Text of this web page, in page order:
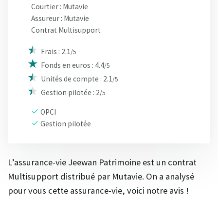
Courtier : Mutavie
Assureur : Mutavie
Contrat Multisupport
Frais : 2.1/5
Fonds en euros : 4.4/5
Unités de compte : 2.1/5
Gestion pilotée : 2/5
OPCI
Gestion pilotée
L’assurance-vie Jeewan Patrimoine est un contrat
Multisupport distribué par Mutavie. On a analysé
pour vous cette assurance-vie, voici notre avis !